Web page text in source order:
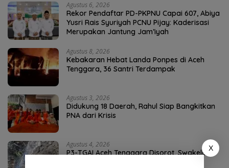
Agustus 6, 2026
Rekor Pendaftar PD-PKPNU Capai 607, Abiya
Yusri Rais Syuriyah PCNU Pijay: Kaderisasi
Merupakan Jantung Jam’iyah
Agustus 8, 2026
Kebakaran Hebat Landa Ponpes di Aceh
Tenggara, 36 Santri Terdampak
Agustus 3, 2026
Didukung 18 Daerah, Rahul Siap Bangkitkan
PNA dari Krisis
Agustus 4, 2026
P3-TGAI Aceh Tenggara Disorot, Swakelola
X